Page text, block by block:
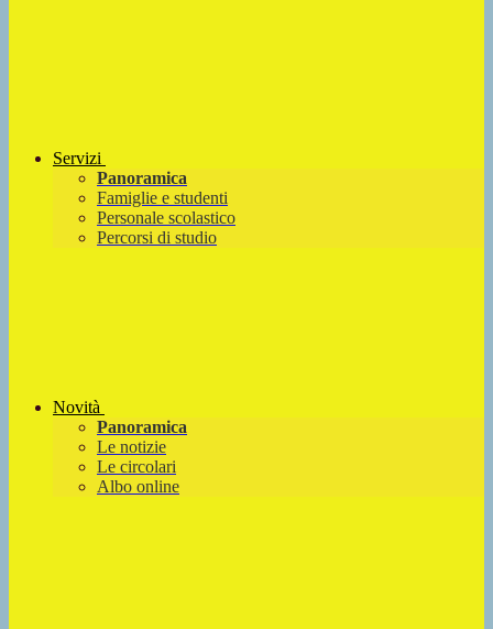
Servizi
Panoramica
Famiglie e studenti
Personale scolastico
Percorsi di studio
Novità
Panoramica
Le notizie
Le circolari
Albo online